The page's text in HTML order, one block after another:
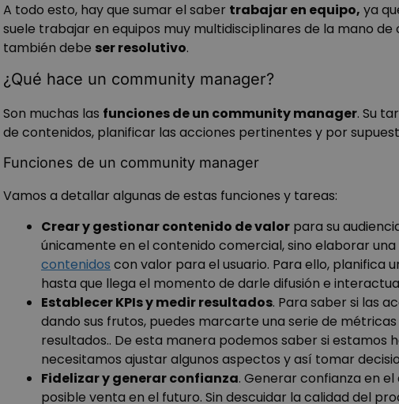
A todo esto, hay que sumar el saber trabajar en equipo, ya
suele trabajar en equipos muy multidisciplinares de la mano
también debe ser resolutivo.
¿Qué hace un community manager?
Son muchas las funciones de un community manager. Su
de contenidos, planificar las acciones pertinentes y por
Funciones de un community manager
Vamos a detallar algunas de estas funciones y tareas:
Crear y gestionar contenido de valor para su
únicamente en el contenido comercial, sino elaborar una
contenidos con valor para el usuario. Para ello, planifica
hasta que llega el momento de darle difusión e
Establecer KPIs y medir resultados. Para saber si las
dando sus frutos, puedes marcarte una serie de
resultados.. De esta manera podemos saber si estamos
necesitamos ajustar algunos aspectos y así tomar
Fidelizar y generar confianza. Generar confianza en
posible venta en el futuro. Sin descuidar la calidad del